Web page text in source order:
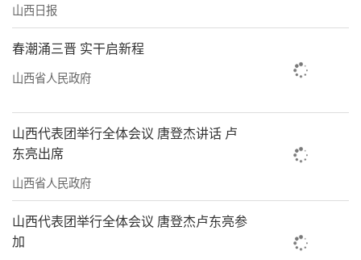
山西日报
春潮涌三晋 实干启新程
山西省人民政府
山西代表团举行全体会议 唐登杰讲话 卢
东亮出席
山西省人民政府
山西代表团举行全体会议 唐登杰卢东亮参
加